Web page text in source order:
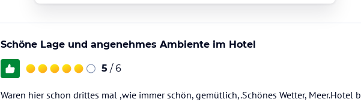
Schöne Lage und angenehmes Ambiente im Hotel
5 / 6
Waren hier schon drittes mal ,wie immer schön, gemütlich,.Schönes Wetter, Meer.Hotel